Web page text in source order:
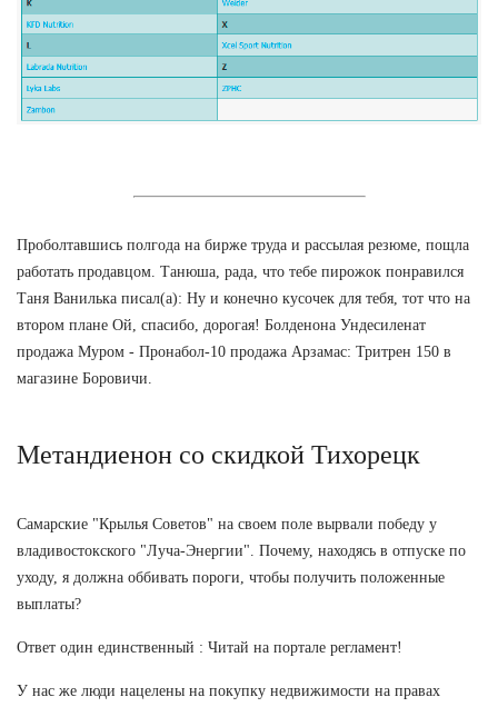
Проболтавшись полгода на бирже труда и рассылая резюме, пощла
работать продавцом. Танюша, рада, что тебе пирожок понравился
Таня Ванилька писал(а): Ну и конечно кусочек для тебя, тот что на
втором плане Ой, спасибо, дорогая! Болденона Ундесиленат
продажа Муром - Пронабол-10 продажа Арзамас: Тритрен 150 в
магазине Боровичи.
Метандиенон со скидкой Тихорецк
Самарские "Крылья Советов" на своем поле вырвали победу у
владивостокского "Луча-Энергии". Почему, находясь в отпуске по
уходу, я должна оббивать пороги, чтобы получить положенные
выплаты?
Ответ один единственный : Читай на портале регламент!
У нас же люди нацелены на покупку недвижимости на правах